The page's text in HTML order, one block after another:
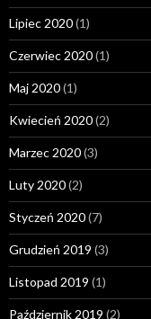
Lipiec 2020(1)
Czerwiec 2020(1)
Maj 2020(1)
Kwiecień 2020(2)
Marzec 2020(3)
Luty 2020(2)
Styczeń 2020(7)
Grudzień 2019 (3)
Listopad 2019 (1)
Październik 2019 (2)